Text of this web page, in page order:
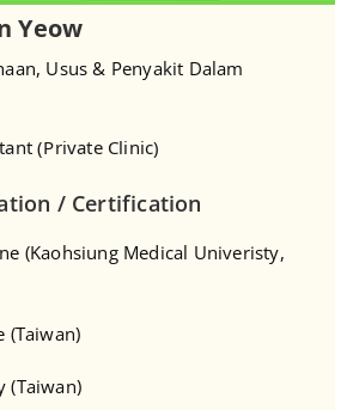
Yeow
Usus & Penyakit Dalam
(Private Clinic)
/ Certification
(Kaohsiung Medical Univeristy,
(Taiwan)
(Taiwan)